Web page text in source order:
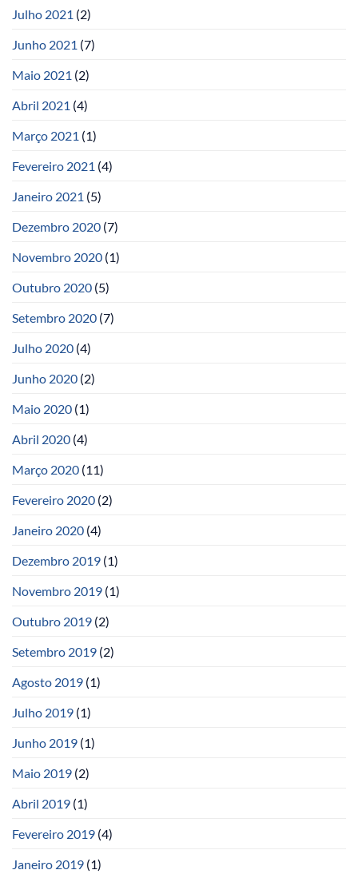
Julho 2021 (2)
Junho 2021 (7)
Maio 2021 (2)
Abril 2021 (4)
Março 2021 (1)
Fevereiro 2021 (4)
Janeiro 2021 (5)
Dezembro 2020 (7)
Novembro 2020 (1)
Outubro 2020 (5)
Setembro 2020 (7)
Julho 2020 (4)
Junho 2020 (2)
Maio 2020 (1)
Abril 2020 (4)
Março 2020 (11)
Fevereiro 2020 (2)
Janeiro 2020 (4)
Dezembro 2019 (1)
Novembro 2019 (1)
Outubro 2019 (2)
Setembro 2019 (2)
Agosto 2019 (1)
Julho 2019 (1)
Junho 2019 (1)
Maio 2019 (2)
Abril 2019 (1)
Fevereiro 2019 (4)
Janeiro 2019 (1)